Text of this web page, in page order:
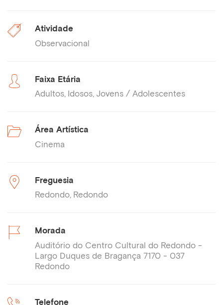
Atividade
Observacional
Faixa Etária
Adultos Idosos Jovens / Adolescentes
Área Artística
Cinema
Freguesia
Redondo Redondo
Morada
Auditório do Centro Cultural do Redondo -
Largo Duques de Bragança 7170 - 037
Redondo
Telefone